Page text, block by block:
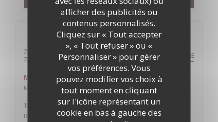
afficher des publicités ou
contenus personnalisés.
Cliquez sur « Tout accepter
», « Tout refuser » ou «
Personnaliser » pour gérer
vos préférences. Vous
pouvez modifier vos choix à
tout moment en cliquant
sur l'icône représentant un
cookie en bas à gauche des
Infos pratiques
21 Rue de Caumartin
75009 Paris
((ouvre une nouvelle fenêtre)) ITINÉRAIRE
Métro
Madeleine, Havre-Caumartin, Opéra
Train
RER Auber